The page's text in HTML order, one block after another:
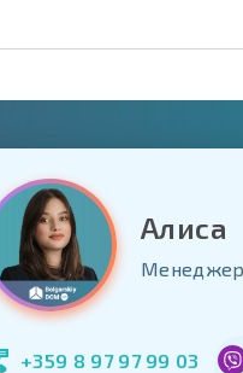
для заполнения
Алиса
Менеджер
+359 8 97 97 99 03